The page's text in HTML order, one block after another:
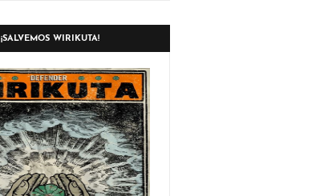
¡SALVEMOS WIRIKUTA!